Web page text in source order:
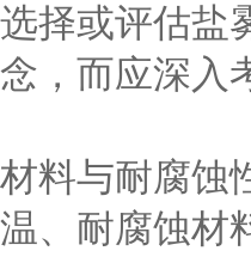
选择或评估盐
念，而应深入
材料与耐腐蚀
温、耐腐蚀材